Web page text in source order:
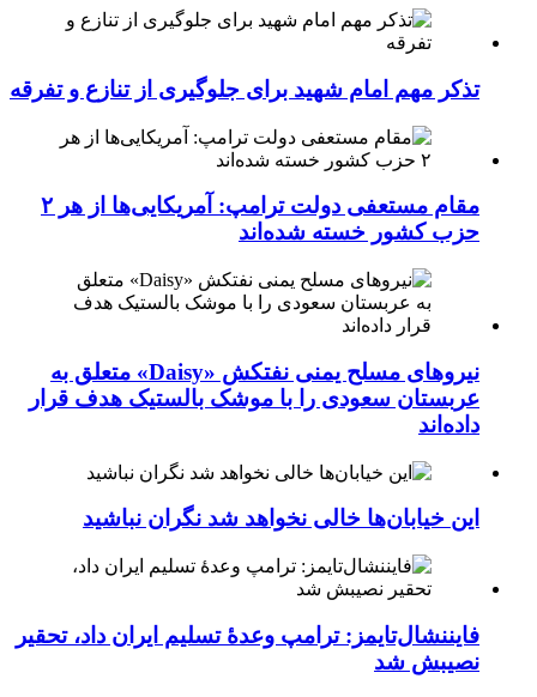
تذکر مهم امام شهید برای جلوگیری از تنازع و تفرقه
مقام مستعفی دولت ترامپ: آمریکایی‌ها از هر ۲
حزب کشور خسته شده‌اند
نیروهای مسلح یمنی نفتکش «Daisy» متعلق به
عربستان سعودی را با موشک بالستیک هدف قرار
داده‌اند
این خیابان‌ها خالی نخواهد شد نگران نباشید
فایننشال‌تایمز: ترامپ وعدۀ تسلیم ایران داد، تحقیر
نصیبش شد